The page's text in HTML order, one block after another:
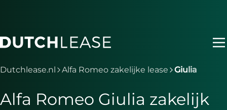
Je bent nu voorbij het hoofdmenu
Dutchlease.nl Alfa Romeo zakelijke lease Giulia
Alfa Romeo Giulia zakelijk